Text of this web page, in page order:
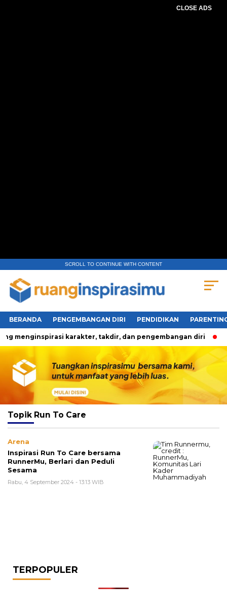
CLOSE ADS
SCROLL TO CONTINUE WITH CONTENT
BERANDA PENGEMBANGAN DIRI PENDIDIKAN
menginspirasi karakter, takdir, dan pengembangan diri
Topik Run To Care
Arena
Inspirasi Run To Care bersama
RunnerMu, Berlari dan Peduli
Sesama
Rabu, 4 September 2024 - 13:13 WIB
TERPOPULER